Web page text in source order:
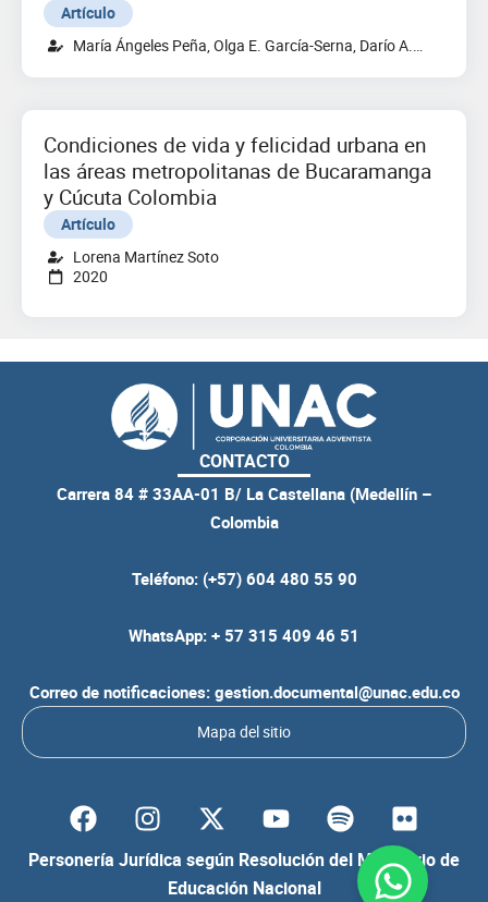
Artículo
María Ángeles Peña, Olga E. García-Serna, Darío A.
Tinjacá, Daniel R. Delgado, Fleming Martínez.
Condiciones de vida y felicidad urbana en
las áreas metropolitanas de Bucaramanga
y Cúcuta Colombia
Artículo
Lorena Martínez Soto
2020
CONTACTO
Carrera 84 # 33AA-01 B/ La Castellana (Medellín –
Colombia
Teléfono: (+57) 604 480 55 90
WhatsApp: + 57 315 409 46 51
Correo de notificaciones: gestion.documental@unac.edu.co
Mapa del sitio
Personería Jurídica según Resolución del Ministerio de
Educación Nacional
F
a
c
I
n
s
Y
o
u
t
S
p
o
F
l
i
c